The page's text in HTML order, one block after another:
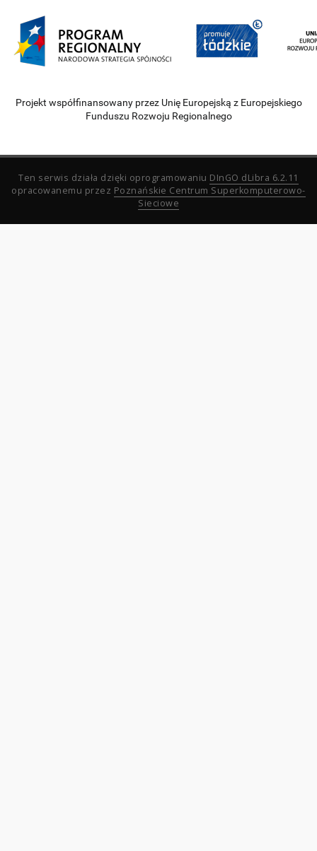
Projekt współfinansowany przez Unię Europejską z Europejskiego
Funduszu Rozwoju Regionalnego
Ten serwis działa dzięki oprogramowaniu DInGO dLibra 6.2.11
opracowanemu przez Poznańskie Centrum Superkomputerowo-
Sieciowe